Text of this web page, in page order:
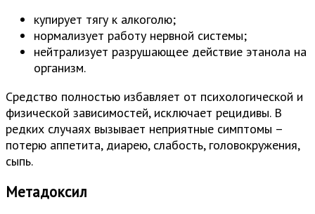
купирует тягу к алкоголю;
нормализует работу нервной системы;
нейтрализует разрушающее действие этанола на
организм.
Средство полностью избавляет от психологической и
физической зависимостей, исключает рецидивы. В
редких случаях вызывает неприятные симптомы –
потерю аппетита, диарею, слабость, головокружения,
сыпь.
Метадоксил